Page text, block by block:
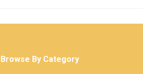
Browse By Category